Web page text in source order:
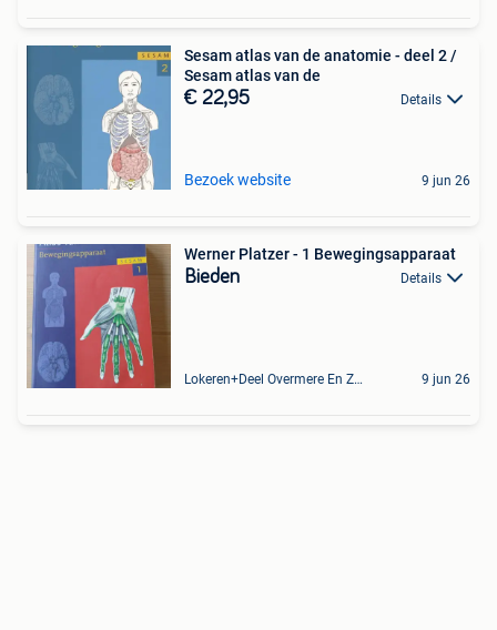
Sesam atlas van de anatomie - deel 2 /
Sesam atlas van de
€ 22,95 Details
Bezoek website 9 jun 26
Werner Platzer - 1 Bewegingsapparaat
Bieden Details
Lokeren+Deel Overmere En Zele 9 jun 26